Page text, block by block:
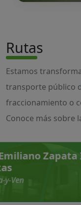
Rutas
Estamos
transporte público
fraccionamiento o
Conoce más sobre
Zapata II - Paso